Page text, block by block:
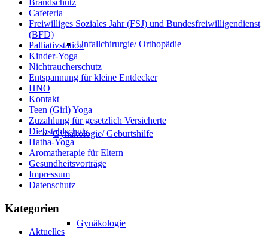
Unfallchirurgie/ Orthopädie
Gynäkologie/ Geburtshilfe
Gynäkologie
Brandschutz
Cafeteria
Freiwilliges Soziales Jahr (FSJ) und Bundesfreiwilligendienst
(BFD)
Palliativstation
Kinder-Yoga
Nichtraucherschutz
Entspannung für kleine Entdecker
HNO
Kontakt
Teen (Girl) Yoga
Zuzahlung für gesetzlich Versicherte
Diebstahlschutz
Hatha-Yoga
Aromatherapie für Eltern
Gesundheitsvorträge
Impressum
Datenschutz
Kategorien
Aktuelles